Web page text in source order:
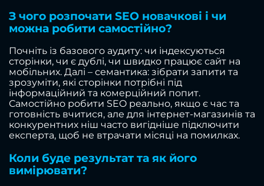
З чого розпочати SEO новачкові і чи
можна робити самостійно?
Почніть із базового аудиту: чи індексуються
сторінки, чи є дублі, чи швидко працює сайт на
мобільних. Далі – семантика: зібрати запити та
зрозуміти, які сторінки потрібні під
інформаційний та комерційний попит.
Самостійно робити SEO реально, якщо є час та
готовність вчитися, але для інтернет-магазинів та
конкурентних ніш часто вигідніше підключити
експерта, щоб не втрачати місяці на помилках.
Коли буде результат та як його
вимірювати?